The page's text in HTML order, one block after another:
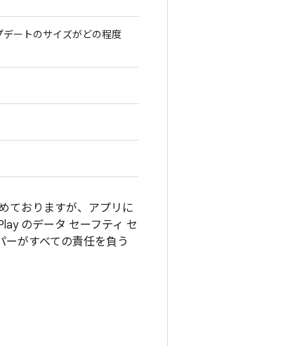
ートのサイズがどの程度
ておりますが、アプリに
のデータ セーフティ セ
がすべての責任を負う